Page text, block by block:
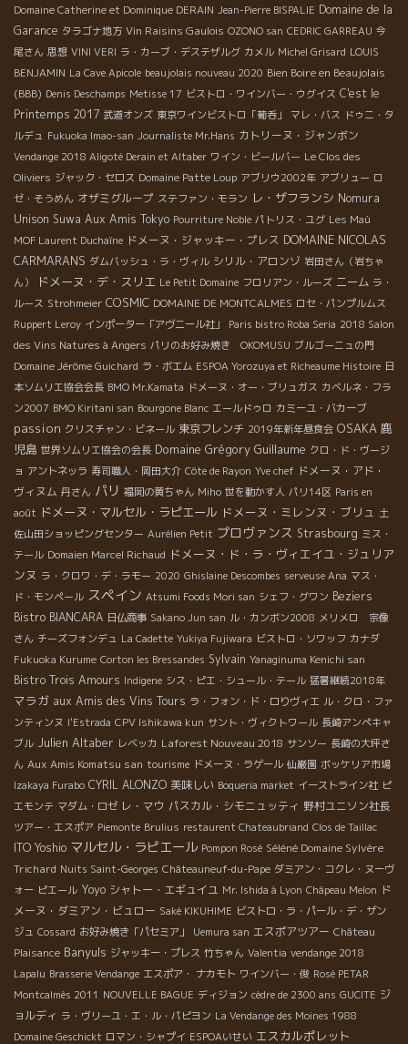
Domaine Catherine et Dominique DERAIN Jean-Pierre BISPALIE Domaine de la
Garance タラゴナ地方 Vin Raisins Gaulois OZONO san CEDRIC GARREAU 今
尾さん 思想 VINI VERI ラ・カーブ・デステザルグ カメル Michel Grisard LOUIS
BENJAMIN La Cave Apicole beaujolais nouveau 2020 Bien Boire en Beaujolais
(BBB) Denis Deschamps Metisse 17 ビストロ・ワインバー・ウグイス C'est le
Printemps 2017 武道オンズ 東京ワインビストロ「葡呑」 マレ・バス ドゥニ・タ
ルデュ Fukuoka Imao-san Journaliste Mr.Hans カトリーヌ・ジャンボン
Vendange 2018 Aligoté Derain et Altaber ワイン・ビールバー Le Clos des
Oliviers ジャック・セロス Domaine Patte Loup アブリウ2002年 アブリュー ロ
ゼ・そうめん オザミグループ ステファン・モラン レ・ザフランシ Nomura
Unison Suwa Aux Amis Tokyo Pourriture Noble パトリス・ユグ Les Maù
MOF Laurent Duchaîne ドメーヌ・ジャッキー・プレス DOMAINE NICOLAS
CARMARANS ダムバッシュ・ラ・ヴィル シリル・アロンゾ 岩田さん（岩ちゃ
ん）
ドメーヌ・デ・スリエ Le Petit Domaine フロリアン・ルーズ ニーム ラ・
ルース Strohmeier COSMIC DOMAINE DE MONTCALMES ロセ・パンプルムス
Ruppert Leroy インポーター「アヴニール社」 Paris bistro Roba Seria 2018 Salon
des Vins Natures à Angers パリのお好み焼き OKOMUSU ブルゴーニュの門
Domaine Jérôme Guichard ラ・ボエム ESPOA Yorozuya et Richeaume Histoire 日
本ソムリエ協会会長 BMO Mr.Kamata ドメーヌ・オー・ブリュガス カベルネ・フラ
ン2007 BMO Kiritani san Bourgone Blanc エールドゥロ カミーユ・バカーブ
passion クリスチャン・ビネール 東京フレンチ 2019年新年昼食会 OSAKA 鹿
児島 世界ソムリエ協会の会長 Domaine Grégory Guillaume クロ・ド・ヴージ
ョ アントネッラ 寿司職人・岡田大介 Côte de Rayon Yve chef ドメーヌ・アド・
ヴィヌム 丹さん パリ 福岡の黄ちゃん Miho 世を動かす人 パリ14区 Paris en
août ドメーヌ・マルセル・ラピエール ドメーヌ・ミレンヌ・ブリュ 土
佐山田ショッピングセンター Aurélien Petit プロヴァンス Strasbourg ミス・
テール Domaien Marcel Richaud ドメーヌ・ド・ラ・ヴィエイユ・ジュリア
ンヌ ラ・クロワ・デ・ラモー 2020 Ghislaine Descombes serveuse Ana マス・
ド・モンペール スペイン Atsumi Foods Mori san シェフ・グワン Beziers
Bistro BIANCARA 日仏商事 Sakano Jun san ル・カンボン2008 メリメロ 宗像
さん チーズフォンデュ La Cadette Yukiya Fujiwara ビストロ・ソワッフ カナダ
Fukuoka Kurume Corton les Bressandes Sylvain Yanaginuma Kenichi san
Bistro Trois Amours Indigene シス・ピエ・シュール・テール 猛暑継続2018年
マラガ aux Amis des Vins Tours ラ・フォン・ド・ロりヴィエ ル・クロ・ファ
ンティンヌ l'Estrada CPV Ishikawa kun サント・ヴィクトワール 長崎アンペキャ
ブル Julien Altaber レベッカ Laforest Nouveau 2018 サンソー 長崎の大坪さ
ん Aux Amis Komatsu san tourisme ドメーヌ・ラゲール 仙巌園 ボッケリア市場
Izakaya Furabo CYRIL ALONZO 美味しい Boqueria market イーストライン社 ピ
エモンテ マダム・ロゼ レ・マウ パスカル・シモニュッティ 野村ユニソン社長
ツアー・エスポア Piemonte Brulius restaurent Chateaubriand Clos de Taillac
ITO Yoshio マルセル・ラピエール Pompon Rosé Séléné Domaine Sylvère
Trichard Nuits Saint-Georges Châteauneuf-du-Pape ダミアン・コクレ・ヌーヴ
ォー ピエール Yoyo シャトー・エギュイユ Mr. Ishida à Lyon Châpeau Melon ド
メーヌ・ダミアン・ビュロー Saké KIKUHIME ビストロ・ラ・パール・デ・ザン
ジュ Cossard お好み焼き「パセミア」 Uemura san エスポアツアー Château
Plaisance Banyuls ジャッキー・プレス 竹ちゃん Valentia vendange 2018
Lapalu Brasserie Vendange エスポア・ ナカモト ワインバー・俊 Rosé PETAR
Montcalmès 2011 NOUVELLE BAGUE ディジョン cèdre de 2300 ans GUCITE ジ
ョルディ ラ・ヴリーユ・エ・ル・パピヨン La Vendange des Moines 1988
Domaine Geschickt ロマン・シャプイ ESPOAいせい エスカルポレット